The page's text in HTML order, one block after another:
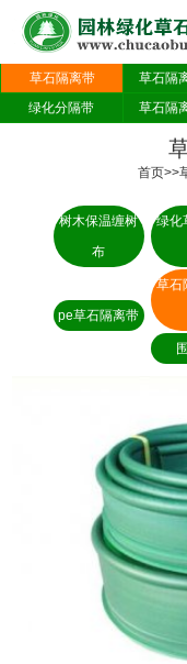
草石隔离带 草石隔
绿化分隔带
草石隔
首页>>
树木保温缠树
布
绿化
pe草石隔离带
草石